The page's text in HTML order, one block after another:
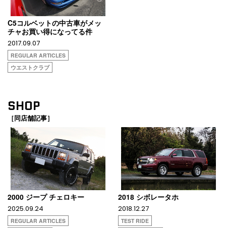
C5コルベットの中古車がメッ
チャお買い得になってる件
2017.09.07
REGULAR ARTICLES
ウエストクラブ
SHOP
［同店舗記事］
2000 ジープ チェロキー
2025.09.24
REGULAR ARTICLES
2018 シボレータホ
2018.12.27
TEST RIDE